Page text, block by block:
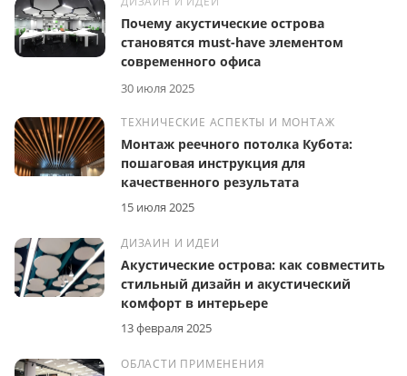
30 июля 2025
Почему акустические острова
становятся must-have элементом
современного офиса
ТЕХНИЧЕСКИЕ АСПЕКТЫ И МОНТАЖ
15 июля 2025
Монтаж реечного потолка Кубота:
пошаговая инструкция для
качественного результата
ДИЗАЙН И ИДЕИ
13 февраля 2025
Акустические острова: как совместить
стильный дизайн и акустический
комфорт в интерьере
ОБЛАСТИ ПРИМЕНЕНИЯ